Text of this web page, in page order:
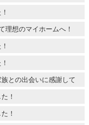
想のマイホームへ！
との出会いに感謝して
！
！